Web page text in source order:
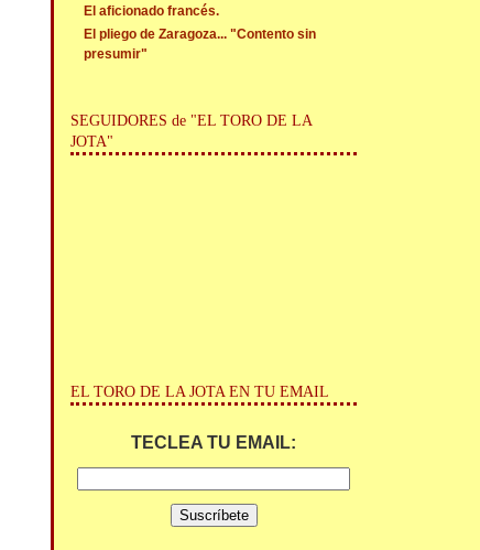
El aficionado francés.
El pliego de Zaragoza... "Contento sin
presumir"
SEGUIDORES de "EL TORO DE LA
JOTA"
EL TORO DE LA JOTA EN TU EMAIL
TECLEA TU EMAIL: